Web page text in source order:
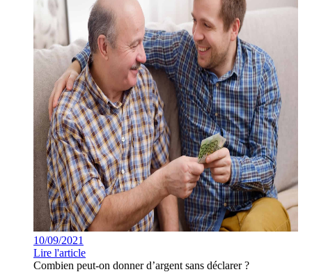
10/09/2021
Lire l'article
Combien peut-on donner d’argent sans déclarer ?